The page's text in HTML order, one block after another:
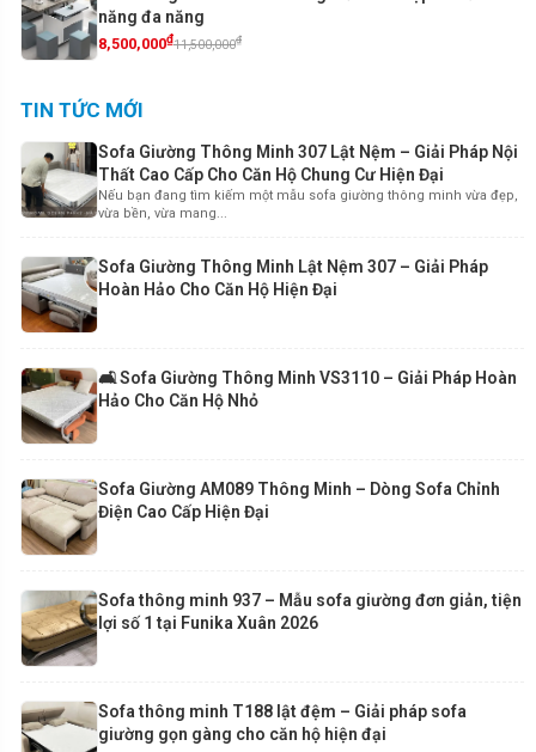
năng đa năng
8,500,000₫11,500,000₫
TIN TỨC MỚI
Sofa Giường Thông Minh 307 Lật Nệm – Giải Pháp Nội
Thất Cao Cấp Cho Căn Hộ Chung Cư Hiện Đại
Nếu bạn đang tìm kiếm một mẫu sofa giường thông minh vừa đẹp,
vừa bền, vừa mang...
Sofa Giường Thông Minh Lật Nệm 307 – Giải Pháp
Hoàn Hảo Cho Căn Hộ Hiện Đại
🛋️ Sofa Giường Thông Minh VS3110 – Giải Pháp Hoàn
Hảo Cho Căn Hộ Nhỏ
Sofa Giường AM089 Thông Minh – Dòng Sofa Chỉnh
Điện Cao Cấp Hiện Đại
Sofa thông minh 937 – Mẫu sofa giường đơn giản, tiện
lợi số 1 tại Funika Xuân 2026
Sofa thông minh T188 lật đệm – Giải pháp sofa
giường gọn gàng cho căn hộ hiện đại